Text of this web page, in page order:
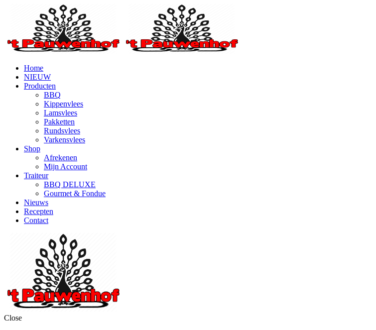
Home
NIEUW
Producten
BBQ
Kippenvlees
Lamsvlees
Pakketten
Rundsvlees
Varkensvlees
Shop
Afrekenen
Mijn Account
Traiteur
BBQ DELUXE
Gourmet & Fondue
Nieuws
Recepten
Contact
Close